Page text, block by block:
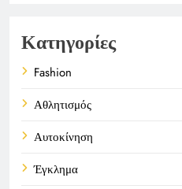
Κατηγορίες
Fashion
Αθλητισμός
Αυτοκίνηση
Έγκλημα